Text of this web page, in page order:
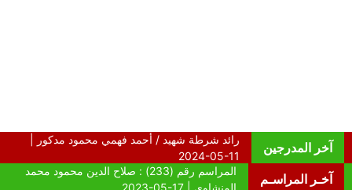
آخر المدرجين
آخـر المراسـم